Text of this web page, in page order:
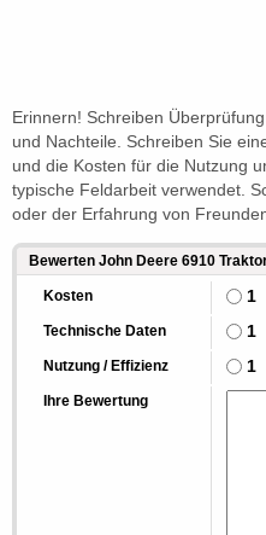
Erinnern! Schreiben
und Nachteile. Schreiben Sie
und die Kosten für die Nutzung
typische Feldarbeit verwendet.
oder der Erfahrung von
Bewerten John Deere 6910
Kosten 1
Technische Daten 1
Nutzung / Effizienz 1
Ihre Bewertung